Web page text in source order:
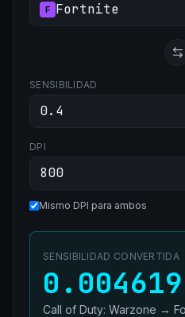
F Fortnite
SENSIBILIDAD
DPI
Mismo DPI para ambos
SENSIBILIDAD CONVERTIDA
0.004619
Call of Duty: Warzone →